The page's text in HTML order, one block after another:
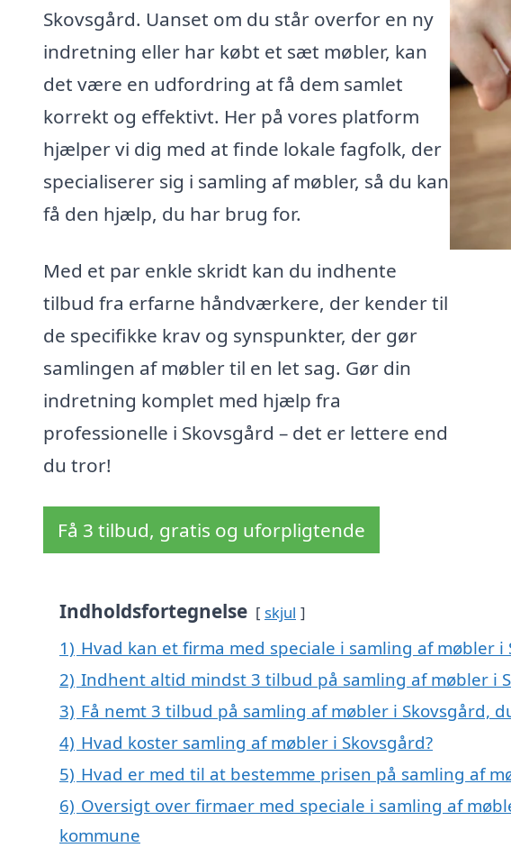
Skovsgård. Uanset om du står overfor en ny
indretning eller har købt et sæt møbler, kan
det være en udfordring at få dem samlet
korrekt og effektivt. Her på vores platform
hjælper vi dig med at finde lokale fagfolk, der
specialiserer sig i samling af møbler, så du kan
få den hjælp, du har brug for.
Med et par enkle skridt kan du indhente
tilbud fra erfarne håndværkere, der kender til
de specifikke krav og synspunkter, der gør
samlingen af møbler til en let sag. Gør din
indretning komplet med hjælp fra
professionelle i Skovsgård – det er lettere end
du tror!
Få 3 tilbud, gratis og uforpligtende
Indholdsfortegnelse skjul
1) Hvad kan et firma med speciale i samling af møbler
2) Indhent altid mindst 3 tilbud på samling af møbler i
3) Få nemt 3 tilbud på samling af møbler i Skovsgård,
4) Hvad koster samling af møbler i Skovsgård?
5) Hvad er med til at bestemme prisen på samling af
6) Oversigt over firmaer med speciale i samling af
kommune